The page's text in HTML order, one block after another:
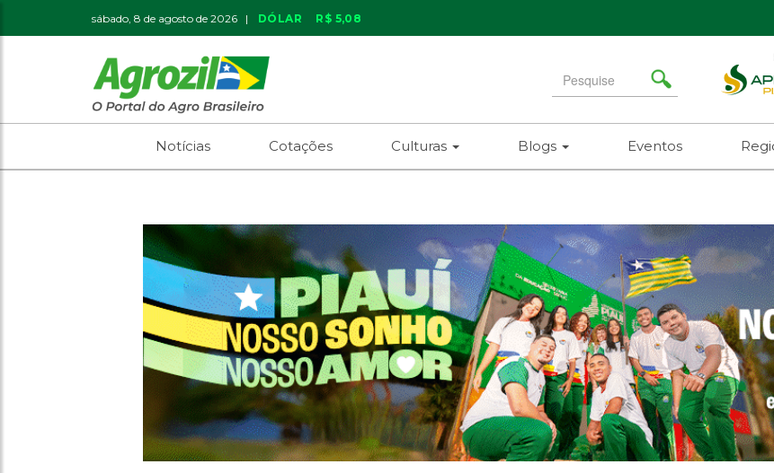
sábado, 8 de agosto de 2026 | DÓLAR R$ 5,08
Search
for
Notícias Cotações Culturas Blogs Eventos